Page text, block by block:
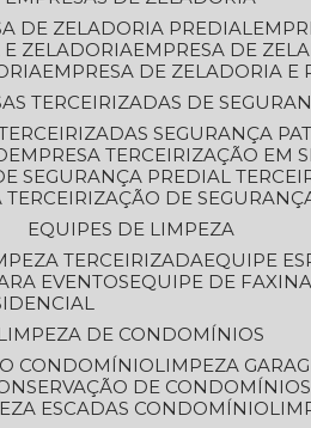
DE ZELADORIA PREDIAL
E ZELADORIA EMPRESA DE
EMPRESA DE ZELADORIA E
TERCEIRIZADAS DE
TERCEIRIZADAS SEGURANÇA
EMPRESA TERCEIRIZAÇÃO EM
SEGURANÇA PREDIAL
TERCEIRIZAÇÃO DE
EQUIPES DE LIMPEZA
TERCEIRIZADA EQUIPE
EVENTOS EQUIPE DE FAXINA
LIMPEZA DE CONDOMÍNIOS
CONDOMÍNIO LIMPEZA
DE CONDOMÍNIOS
ESCADAS CONDOMÍNIO